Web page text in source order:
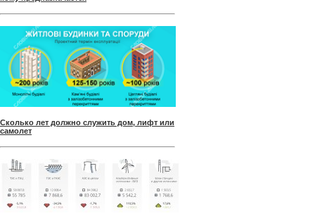
Сколько лет должно служить дом, лифт или
самолет